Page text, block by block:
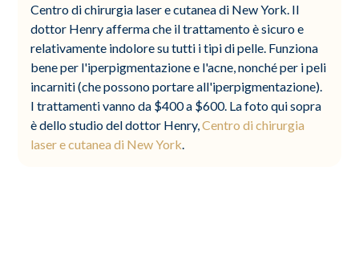
Centro di chirurgia laser e cutanea di New York. Il
dottor Henry afferma che il trattamento è sicuro e
relativamente indolore su tutti i tipi di pelle. Funziona
bene per l'iperpigmentazione e l'acne, nonché per i peli
incarniti (che possono portare all'iperpigmentazione).
I trattamenti vanno da $400 a $600. La foto qui sopra
è dello studio del dottor Henry,Centro di chirurgia
laser e cutanea di New York.